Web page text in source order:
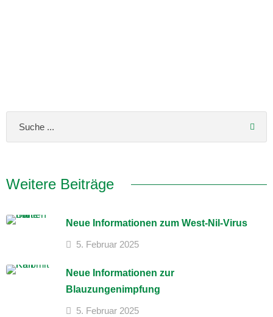
Weitere Beiträge
Neue Informationen zum West-Nil-Virus
5. Februar 2025
Neue Informationen zur
Blauzungenimpfung
5. Februar 2025